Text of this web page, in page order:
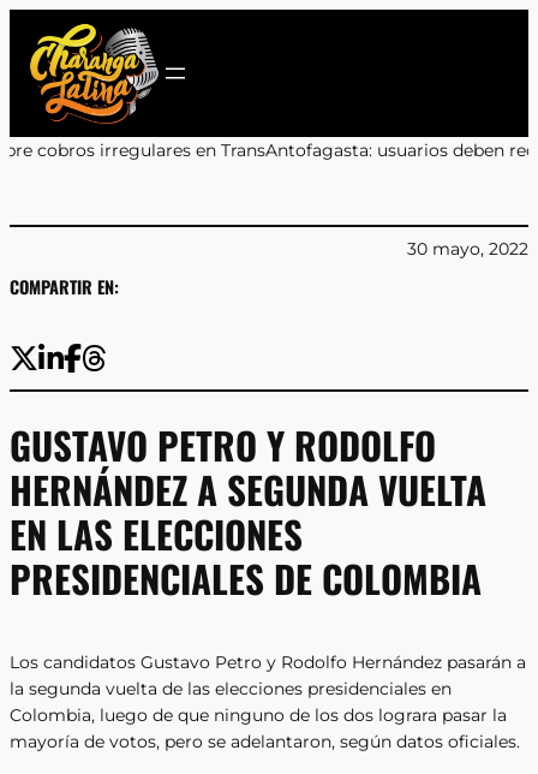
contenido
TransAntofagasta: usuarios deben reclamar a sus bancos•
COMPARTIR EN:
30 mayo, 2022
GUSTAVO PETRO Y RODOLFO
HERNÁNDEZ A SEGUNDA VUELTA
EN LAS ELECCIONES
PRESIDENCIALES DE COLOMBIA
Los candidatos Gustavo Petro y Rodolfo Hernández pasarán a
la segunda vuelta de las elecciones presidenciales en
Colombia, luego de que ninguno de los dos lograra pasar la
mayoría de votos, pero se adelantaron, según datos oficiales.